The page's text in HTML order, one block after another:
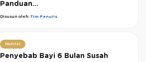
Panduan...
Disusun oleh: Tim Penulis
Nutrisi
Penyebab Bayi 6 Bulan Susah